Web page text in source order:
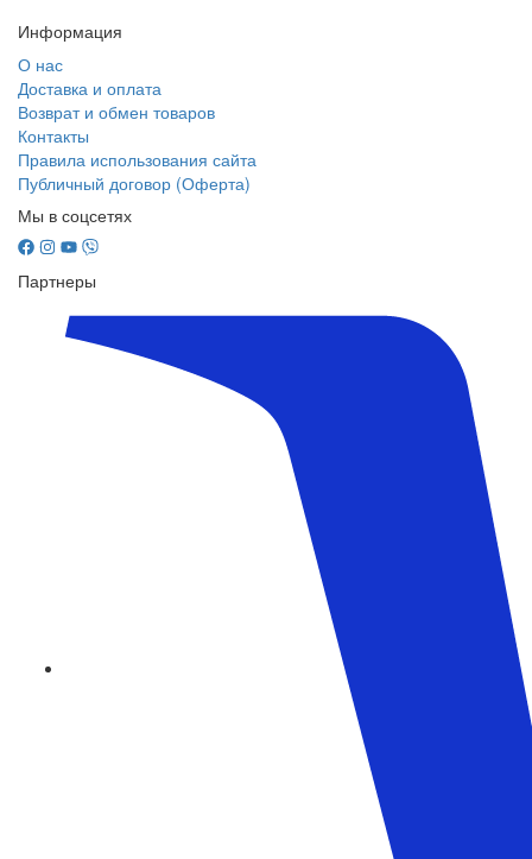
Информация
О нас
Доставка и оплата
Возврат и обмен товаров
Контакты
Правила использования сайта
Публичный договор (Оферта)
Мы в соцсетях
Партнеры